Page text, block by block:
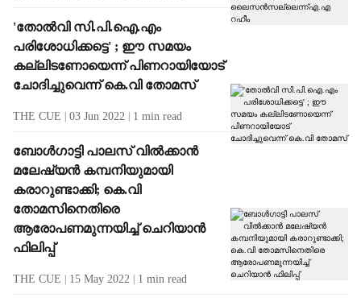
'തോല്‍വി സി.പി.ഐ.എം
പരിശോധിക്കട്ടെ' ; ഈ സമയം
കല്ലിടണോയെന്ന് പിണറായിയോട്
ചോദിച്ചുവെന്ന് കെ.വി തോമസ്
THE CUE 03 Jun 2022 1 min read
ബോള്‍ഗാട്ടി പാലസ് വില്‍ക്കാന്‍
മലേഷ്യന്‍ കമ്പനിയുമായി
കരാറുണ്ടാക്കി; കെ.വി
തോമസിനെതിരെ
ആരോപണമുന്നയിച്ച് ചെറിയാന്‍
ഫിലിപ്പ്
THE CUE 15 May 2022 1 min read